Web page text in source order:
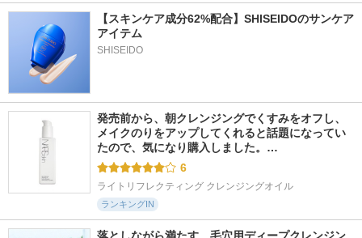
【スキンケア成分62%配合】SHISEIDOのサンケア
アイテム
SHISEIDO
発売前から、朝クレンジングでくすみをオフし、
メイクのりをアップしてくれると話題になってい
たので、気になり購入しました。…
6
ライトリフレクティング クレンジングオイル
ランキングIN